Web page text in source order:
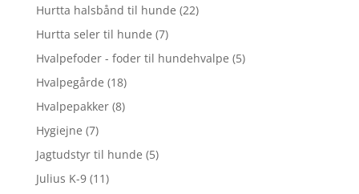
Hurtta halsbånd til hunde (22)
Hurtta seler til hunde (7)
Hvalpefoder - foder til hundehvalpe (5)
Hvalpegårde (18)
Hvalpepakker (8)
Hygiejne (7)
Jagtudstyr til hunde (5)
Julius K-9 (11)